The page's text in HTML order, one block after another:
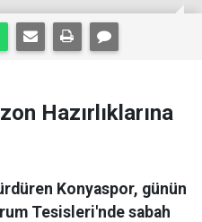
Hazırlıklarına
Konyaspor, günün
Tesisleri'nde sabah